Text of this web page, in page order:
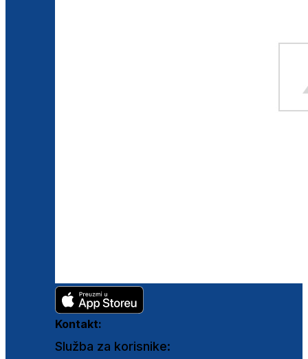
Kontakt:
Služba za korisnike: